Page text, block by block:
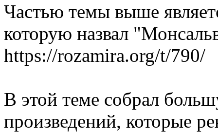
Частью темы выше
которую назвал
https://rozamira.org/t/790/
В этой теме собрал
произведений, которые